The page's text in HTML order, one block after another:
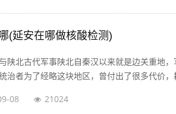
(延安在哪做核酸检测)
陕北古代军事陕北自秦汉以来就是边关重地
治者为了经略这块地区，曾付出了很多代价，
08 21024